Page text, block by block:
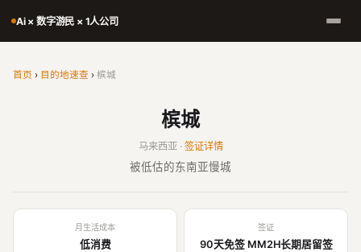
Ai × 数字游民 × 1人公司
首页 › 目的地速查 › 槟城
槟城
马来西亚 · 签证详情
被低估的东南亚慢城
月生活成本
低消费
签证
90天免签 MM2H长期居留签